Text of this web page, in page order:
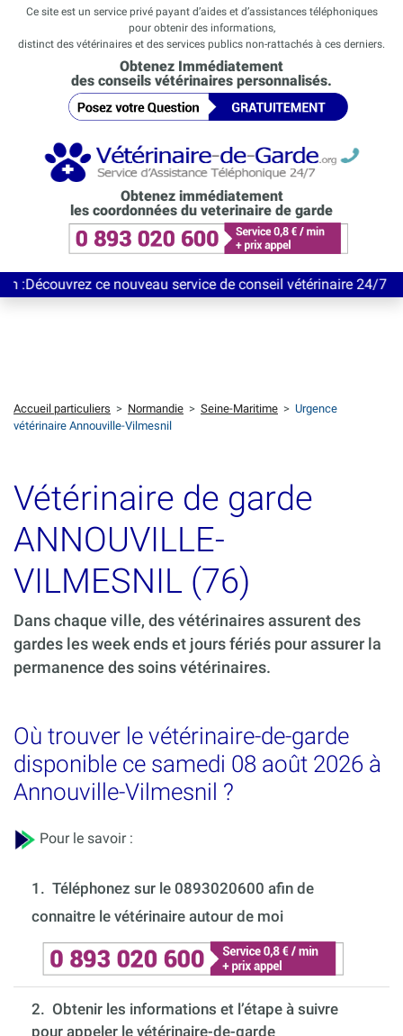
Ce site est un service privé payant d’aides et d’assistances téléphoniques
pour obtenir des informations,
distinct des vétérinaires et des services publics non-rattachés à ces derniers.
Obtenez Immédiatement
des conseils vétérinaires personnalisés.
Obtenez immédiatement
les coordonnées du veterinaire de garde
ce nouveau service de conseil vétérinaire 24/7
Accueil particuliers > Normandie > Seine-Maritime > Urgence
vétérinaire Annouville-Vilmesnil
Vétérinaire de garde
ANNOUVILLE-
VILMESNIL (76)
Dans chaque ville, des vétérinaires assurent des
gardes les week ends et jours fériés pour assurer la
permanence des soins vétérinaires.
Où trouver le vétérinaire-de-garde
disponible ce samedi 08 août 2026 à
Annouville-Vilmesnil ?
Pour le savoir :
1. Téléphonez sur le 0893020600 afin de
connaitre le vétérinaire autour de moi
2. Obtenir les informations et l’étape à suivre
pour appeler le vétérinaire-de-garde